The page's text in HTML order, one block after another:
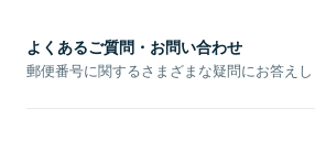
よくあるご質問・お問い合わせ
郵便番号に関するさまざまな疑問にお答えし